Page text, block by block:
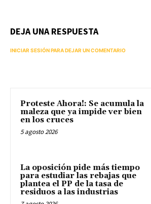
DEJA UNA RESPUESTA
INICIAR SESIÓN PARA DEJAR UN COMENTARIO
Proteste Ahora!: Se acumula la
maleza que ya impide ver bien
en los cruces
5 agosto 2026
La oposición pide más tiempo
para estudiar las rebajas que
plantea el PP de la tasa de
residuos a las industrias